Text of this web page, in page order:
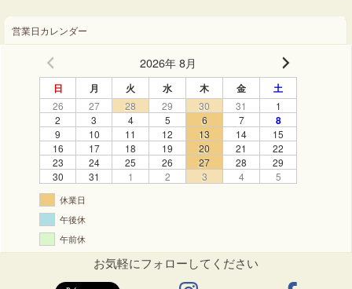
営業日カレンダー
2026年 8月
日 月 火 水 木 金 土
26 27 28 29 30 31
1
2
3 4 5 6 7 8
9 10 11 12 13 14
15
16
17 18 19 20 21
22
23
24 25 26 27 28
29
30
31 1 2 3 4 5
休業日
午後休
午前休
お気軽にフォローしてください